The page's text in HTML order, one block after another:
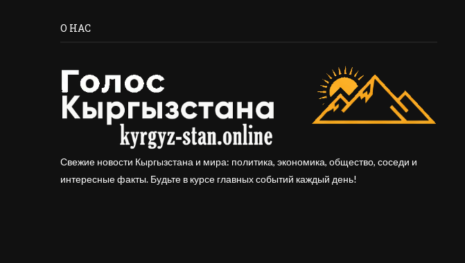
О НАС
Свежие новости Кыргызстана и мира: политика, экономика, общество, соседи и
интересные факты. Будьте в курсе главных событий каждый день!